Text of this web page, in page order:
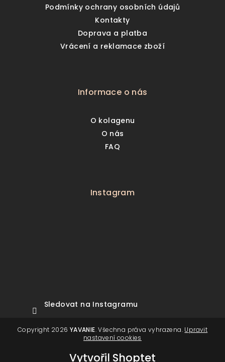
Podmínky ochrany osobních údajů
Kontakty
Doprava a platba
Vrácení a reklamace zboží
Informace o nás
O kolagenu
O nás
FAQ
Instagram
Sledovat na Instagramu
Copyright 2026 YAVANIE. Všechna práva vyhrazena. Upravit
nastavení cookies
Vytvořil Shoptet